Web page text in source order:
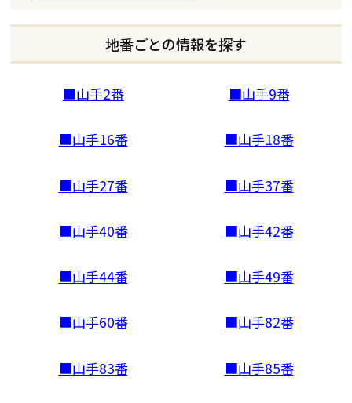
地番ごとの情報を探す
■山手2番 ■山手9番
■山手16番 ■山手18番
■山手27番 ■山手37番
■山手40番 ■山手42番
■山手44番 ■山手49番
■山手60番 ■山手82番
■山手83番 ■山手85番